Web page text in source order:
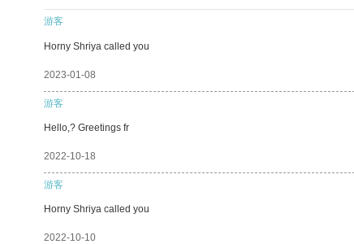
游客
Horny Shriya called you
2023-01-08
游客
Hello,? Greetings fr
2022-10-18
游客
Horny Shriya called you
2022-10-10